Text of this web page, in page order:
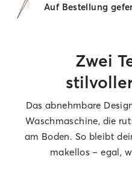
Auf Bestellung
Zwei
Das abnehmbare
Waschmaschine, die
am Boden. So bleibt
makellos – egal,